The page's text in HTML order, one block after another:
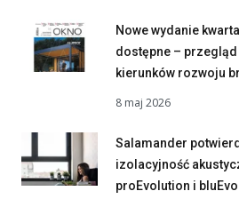
Nowe wydanie
dostępne –
kierunków rozwoju
8 maj 2026
Salamander
izolacyjność
proEvolution i